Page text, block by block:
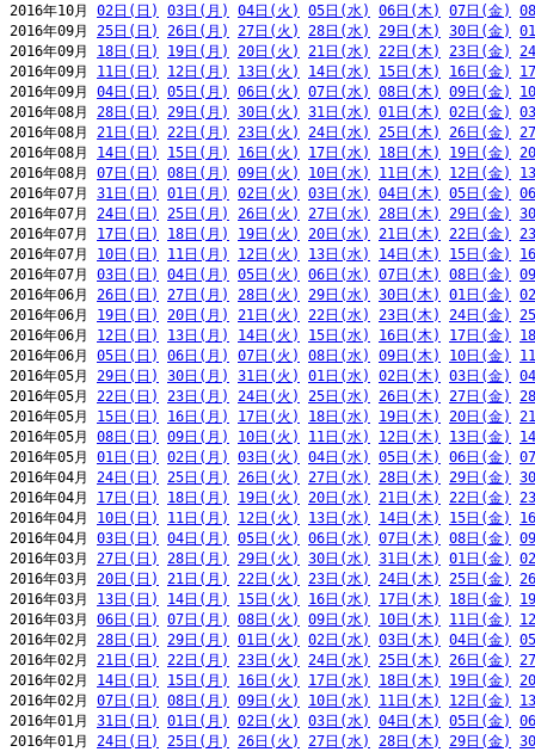
2016年10月 02日(日) 03日(月) 04日(火) 05日(水) 06日(木) 07日(金)
2016年09月 25日(日) 26日(月) 27日(火) 28日(水) 29日(木) 30日(金)
2016年09月 18日(日) 19日(月) 20日(火) 21日(水) 22日(木) 23日(金)
2016年09月 11日(日) 12日(月) 13日(火) 14日(水) 15日(木) 16日(金)
2016年09月 04日(日) 05日(月) 06日(火) 07日(水) 08日(木) 09日(金)
2016年08月 28日(日) 29日(月) 30日(火) 31日(水) 01日(木) 02日(金)
2016年08月 21日(日) 22日(月) 23日(火) 24日(水) 25日(木) 26日(金)
2016年08月 14日(日) 15日(月) 16日(火) 17日(水) 18日(木) 19日(金)
2016年08月 07日(日) 08日(月) 09日(火) 10日(水) 11日(木) 12日(金)
2016年07月 31日(日) 01日(月) 02日(火) 03日(水) 04日(木) 05日(金)
2016年07月 24日(日) 25日(月) 26日(火) 27日(水) 28日(木) 29日(金)
2016年07月 17日(日) 18日(月) 19日(火) 20日(水) 21日(木) 22日(金)
2016年07月 10日(日) 11日(月) 12日(火) 13日(水) 14日(木) 15日(金)
2016年07月 03日(日) 04日(月) 05日(火) 06日(水) 07日(木) 08日(金)
2016年06月 26日(日) 27日(月) 28日(火) 29日(水) 30日(木) 01日(金)
2016年06月 19日(日) 20日(月) 21日(火) 22日(水) 23日(木) 24日(金)
2016年06月 12日(日) 13日(月) 14日(火) 15日(水) 16日(木) 17日(金)
2016年06月 05日(日) 06日(月) 07日(火) 08日(水) 09日(木) 10日(金)
2016年05月 29日(日) 30日(月) 31日(火) 01日(水) 02日(木) 03日(金)
2016年05月 22日(日) 23日(月) 24日(火) 25日(水) 26日(木) 27日(金)
2016年05月 15日(日) 16日(月) 17日(火) 18日(水) 19日(木) 20日(金)
2016年05月 08日(日) 09日(月) 10日(火) 11日(水) 12日(木) 13日(金)
2016年05月 01日(日) 02日(月) 03日(火) 04日(水) 05日(木) 06日(金)
2016年04月 24日(日) 25日(月) 26日(火) 27日(水) 28日(木) 29日(金)
2016年04月 17日(日) 18日(月) 19日(火) 20日(水) 21日(木) 22日(金)
2016年04月 10日(日) 11日(月) 12日(火) 13日(水) 14日(木) 15日(金)
2016年04月 03日(日) 04日(月) 05日(火) 06日(水) 07日(木) 08日(金)
2016年03月 27日(日) 28日(月) 29日(火) 30日(水) 31日(木) 01日(金)
2016年03月 20日(日) 21日(月) 22日(火) 23日(水) 24日(木) 25日(金)
2016年03月 13日(日) 14日(月) 15日(火) 16日(水) 17日(木) 18日(金)
2016年03月 06日(日) 07日(月) 08日(火) 09日(水) 10日(木) 11日(金)
2016年02月 28日(日) 29日(月) 01日(火) 02日(水) 03日(木) 04日(金)
2016年02月 21日(日) 22日(月) 23日(火) 24日(水) 25日(木) 26日(金)
2016年02月 14日(日) 15日(月) 16日(火) 17日(水) 18日(木) 19日(金)
2016年02月 07日(日) 08日(月) 09日(火) 10日(水) 11日(木) 12日(金)
2016年01月 31日(日) 01日(月) 02日(火) 03日(水) 04日(木) 05日(金)
2016年01月 24日(日) 25日(月) 26日(火) 27日(水) 28日(木) 29日(金)